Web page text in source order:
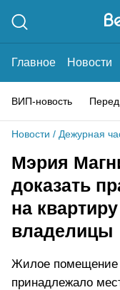
Главное Новости
ВИП-новость
Новости / Дежурная
Мэрия
доказать
на
владелицы
Жилое помещение
принадлежало